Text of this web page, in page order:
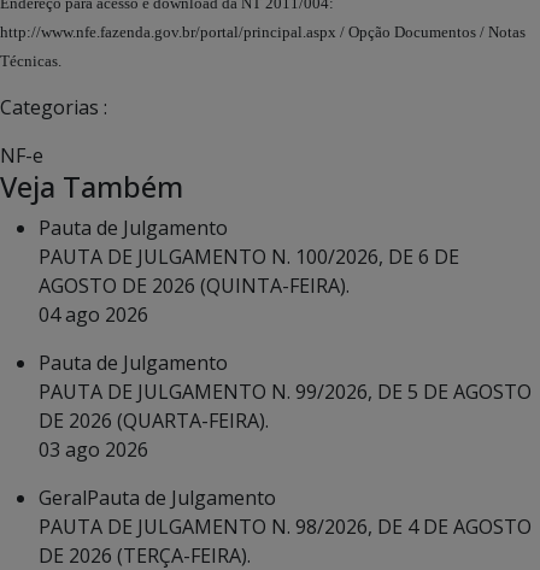
http://www.nfe.fazenda.gov.br/portal/principal.aspx / Opção Documentos / Notas
Técnicas.
Categorias :
NF-e
Veja Também
Pauta de Julgamento
PAUTA DE JULGAMENTO N. 100/2026, DE 6 DE
AGOSTO DE 2026 (QUINTA-FEIRA).
04 ago 2026
Pauta de Julgamento
PAUTA DE JULGAMENTO N. 99/2026, DE 5 DE AGOSTO
DE 2026 (QUARTA-FEIRA).
03 ago 2026
GeralPauta de Julgamento
PAUTA DE JULGAMENTO N. 98/2026, DE 4 DE AGOSTO
DE 2026 (TERÇA-FEIRA).